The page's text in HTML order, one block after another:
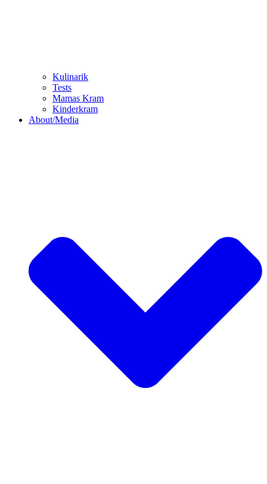
Kulinarik
Tests
Mamas Kram
Kinderkram
About/Media